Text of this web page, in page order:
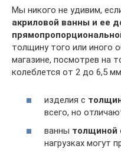
Мы никого не удивим,
акриловой ванны и ее
толщину того или иного
магазине, посмотрев на
колеблется от 2 до 6,5
изделия с
всего, но
ванны толщиной
нагрузках могут